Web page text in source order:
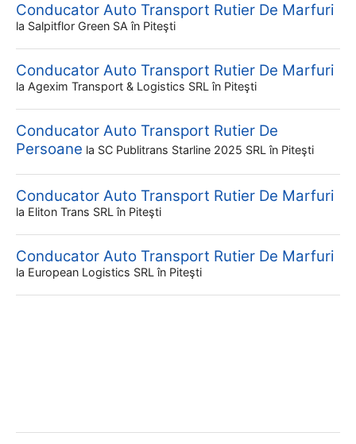
Conducator Auto Transport Rutier De Marfuri
la Salpitflor Green SA în Piteşti
Conducator Auto Transport Rutier De Marfuri
la Agexim Transport & Logistics SRL în Piteşti
Conducator Auto Transport Rutier De
Persoane la SC Publitrans Starline 2025 SRL în Piteşti
Conducator Auto Transport Rutier De Marfuri
la Eliton Trans SRL în Piteşti
Conducator Auto Transport Rutier De Marfuri
la European Logistics SRL în Piteşti